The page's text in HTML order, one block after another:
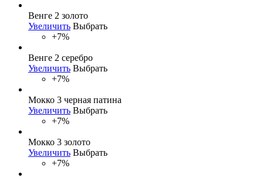
Венге 2 золото
Увеличить Выбрать
+7%
Венге 2 серебро
Увеличить Выбрать
+7%
Мокко 3 черная патина
Увеличить Выбрать
+7%
Мокко 3 золото
Увеличить Выбрать
+7%